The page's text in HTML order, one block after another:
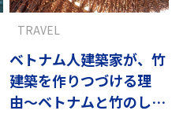
ベトナム人建築家が、竹
建築を作りつづける理
由〜ベトナムと竹のしな
TRAVEL